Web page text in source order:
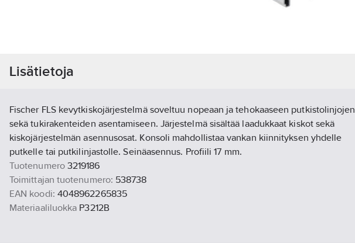
Lisätietoja
Fischer FLS kevytkiskojärjestelmä soveltuu nopeaan ja tehokaaseen putkistolinjojen
sekä tukirakenteiden asentamiseen. Järjestelmä sisältää laadukkaat kiskot sekä
kiskojärjestelmän asennusosat. Konsoli mahdollistaa vankan kiinnityksen yhdelle
putkelle tai putkilinjastolle. Seinäasennus. Profiili 17 mm.
Tuotenumero 3219186
Toimittajan tuotenumero: 538738
EAN koodi: 4048962265835
Materiaaliluokka P3212B